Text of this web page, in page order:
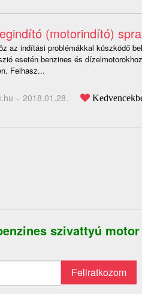
(motorindító)
az indítási problémákkal küszködő
esetén benzines és
Felhasz...
– 2018.01.28.
szivattyú